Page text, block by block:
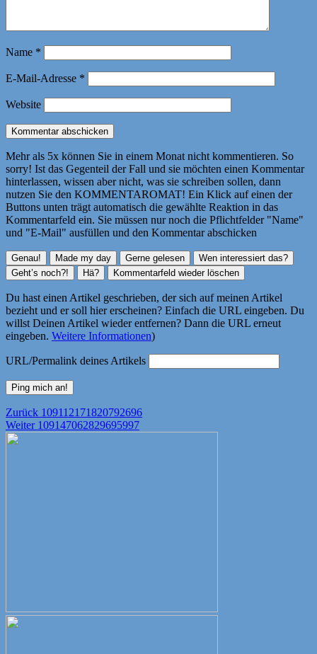
Name *
E-Mail-Adresse *
Website
Mehr als 5x können Sie in einem Monat nicht kommentieren. So
sorry! Ist das Gegenteil der Fall und sie möchten einen Kommentar
hinterlassen, wissen aber nicht, was sie schreiben sollen, dann
nutzen Sie den KOMMENTAROMAT! Ein Klick auf einen der
Buttons unten trägt automatisch die gewählte Reaktion in das
Kommentarfeld ein. Sie müssen nur noch die Pflichtfelder "Name"
und "E-Mail" ausfüllen und den Kommentar abschicken
Du hast einen Artikel geschrieben, der sich auf meinen Artikel
bezieht und er soll hier erscheinen? Einfach die URL eingeben. Du
willst Deinen Artikel wieder entfernen? Dann die URL erneut
eingeben. Weitere Informationen)
URL/Permalink deines Artikels
Beitragsnavigation
Zurück Vorheriger
Beitrag:
109112171820792696
Weiter Nächster
109147062829695997